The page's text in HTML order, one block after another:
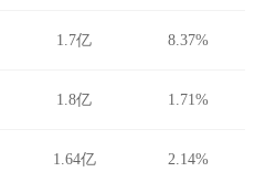
1.7亿 8.37%
1.8亿 1.71%
1.64亿 2.14%